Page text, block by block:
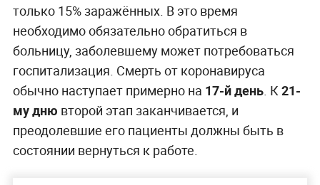
только 15% заражённых. В это время
необходимо обязательно обратиться в
больницу, заболевшему может потребоваться
госпитализация. Смерть от коронавируса
обычно наступает примерно на 17-й день. К 21-
му дню второй этап заканчивается, и
преодолевшие его пациенты должны быть в
состоянии вернуться к работе.